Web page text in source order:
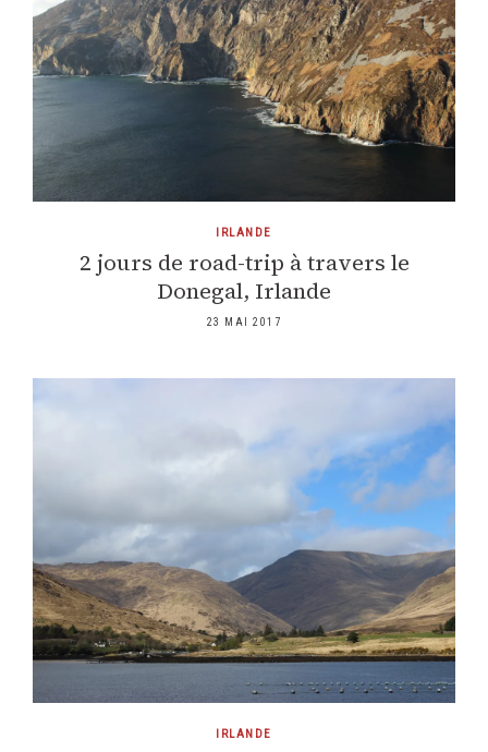
IRLANDE
2 jours de road-trip à travers le
Donegal, Irlande
23 MAI 2017
IRLANDE